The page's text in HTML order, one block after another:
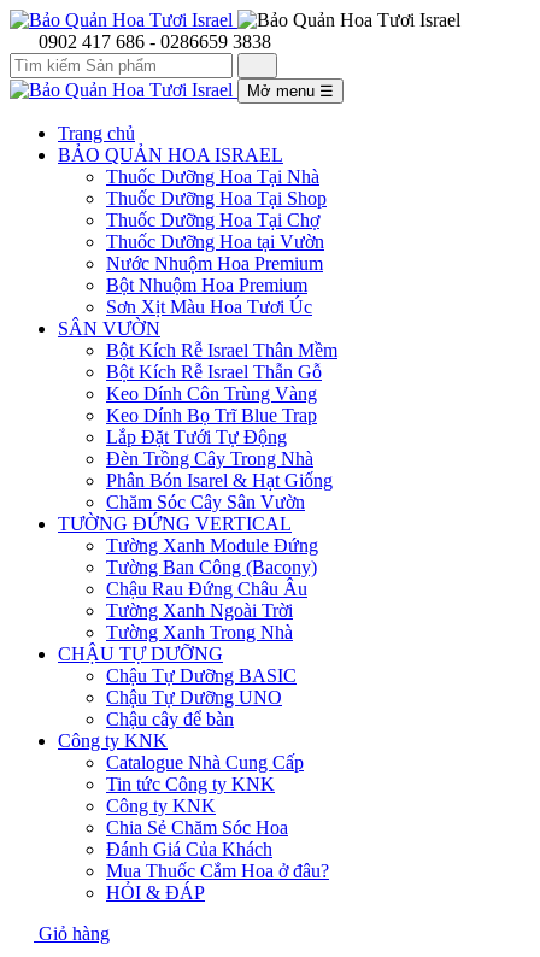
0902 417 686 - 0286659 3838
Mở menu ☰
Trang chủ
BẢO QUẢN HOA ISRAEL
Thuốc Dưỡng Hoa Tại Nhà
Thuốc Dưỡng Hoa Tại Shop
Thuốc Dưỡng Hoa Tại Chợ
Thuốc Dưỡng Hoa tại Vườn
Nước Nhuộm Hoa Premium
Bột Nhuộm Hoa Premium
Sơn Xịt Màu Hoa Tươi Úc
SÂN VƯỜN
Bột Kích Rễ Israel Thân Mềm
Bột Kích Rễ Israel Thẫn Gỗ
Keo Dính Côn Trùng Vàng
Keo Dính Bọ Trĩ Blue Trap
Lắp Đặt Tưới Tự Động
Đèn Trồng Cây Trong Nhà
Phân Bón Isarel & Hạt Giống
Chăm Sóc Cây Sân Vườn
TƯỜNG ĐỨNG VERTICAL
Tường Xanh Module Đứng
Tường Ban Công (Bacony)
Chậu Rau Đứng Châu Âu
Tường Xanh Ngoài Trời
Tường Xanh Trong Nhà
CHẬU TỰ DƯỠNG
Chậu Tự Dưỡng BASIC
Chậu Tự Dưỡng UNO
Chậu cây để bàn
Công ty KNK
Catalogue Nhà Cung Cấp
Tin tức Công ty KNK
Công ty KNK
Chia Sẻ Chăm Sóc Hoa
Đánh Giá Của Khách
Mua Thuốc Cắm Hoa ở đâu?
HỎI & ĐÁP
Giỏ hàng